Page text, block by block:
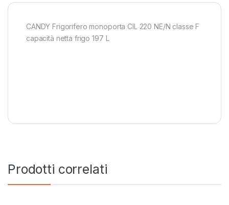
CANDY Frigorifero monoporta CIL 220 NE/N classe F
capacità netta frigo 197 L
Prodotti correlati